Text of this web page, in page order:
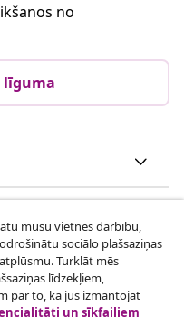
no
mūsu vietnes darbību,
sociālo plašsaziņas
Turklāt mēs
līdzekļiem,
par to, kā jūs izmantojat
un sīkfailiem